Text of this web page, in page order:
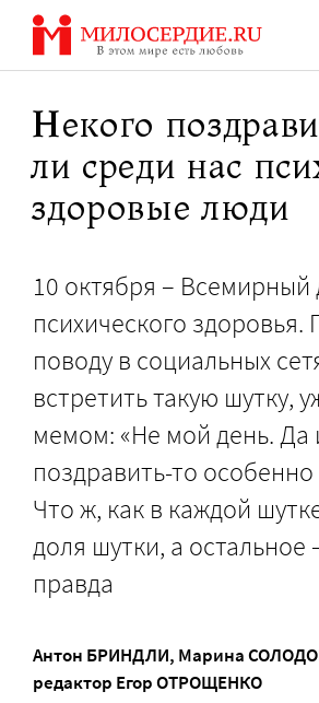
Перейти
содержанию
Некого
ли среди нас
здоровые люди
10 октября – Всемирный
психического здоровья.
поводу в социальных
встретить такую шутку,
мемом: «Не мой день. Да
поздравить-то особенно
Что ж, как в каждой
доля шутки, а остальное
правда
Антон БРИНДЛИ, Марина
редактор Егор ОТРОЩЕНКО